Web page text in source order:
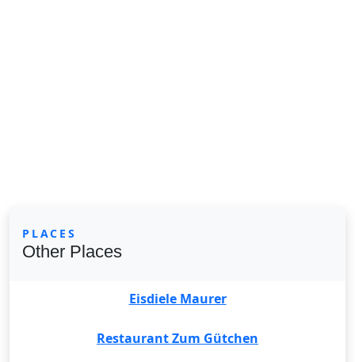
PLACES
Other Places
Eisdiele Maurer
Restaurant Zum Gütchen